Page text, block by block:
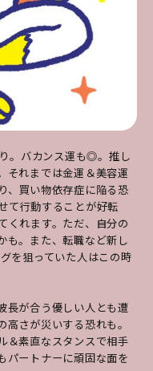
。バカンス運も◎。推し
それまでは金運＆美容運
、買い物依存症に陥る恐
て行動することが好転
くれます。ただ、自分の
も。また、転職など新し
を狙っていた人はこの時
長が合う優しい人とも遭
さが災いする恐れも。
＆素直なスタンスで相手
パートナーに頑固な面を